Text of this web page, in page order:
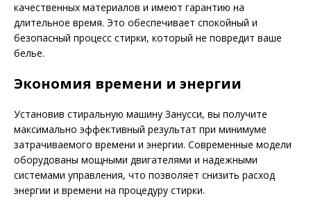
качественных материалов и имеют гарантию на
длительное время. Это обеспечивает спокойный и
безопасный процесс стирки, который не повредит ваше
белье.
Экономия времени и энергии
Установив стиральную машину Занусси, вы получите
максимально эффективный результат при минимуме
затрачиваемого времени и энергии. Современные модели
оборудованы мощными двигателями и надежными
системами управления, что позволяет снизить расход
энергии и времени на процедуру стирки.